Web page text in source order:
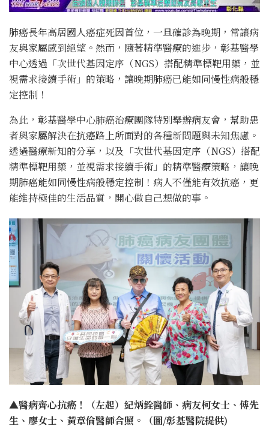
肺癌長年高居國人癌症死因首位，一旦確診為晚期，常讓病
友與家屬感到絕望。然而，隨著精準醫療的進步，彰基醫學
中心透過「次世代基因定序（NGS）搭配精準標靶用藥，並
視需求接續手術」的策略，讓晚期肺癌已能如同慢性病般穩
定控制！
為此，彰基醫學中心肺癌治療團隊特別舉辦病友會，幫助患
者與家屬解決在抗癌路上所面對的各種新問題與未知焦慮。
透過醫療新知的分享，以及「次世代基因定序（NGS）搭配
精準標靶用藥，並視需求接續手術」的精準醫療策略，讓晚
期肺癌能如同慢性病般穩定控制！病人不僅能有效抗癌，更
能維持極佳的生活品質，開心做自己想做的事。
▲醫病齊心抗癌！（左起）紀炳銓醫師、病友柯女士、傅先
生、廖女士、黃章倫醫師合照。（圖/彰基醫院提供)